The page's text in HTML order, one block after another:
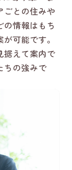
ごとの住みや
情報はもち
可能です。
据えて案内で
ちの強みで